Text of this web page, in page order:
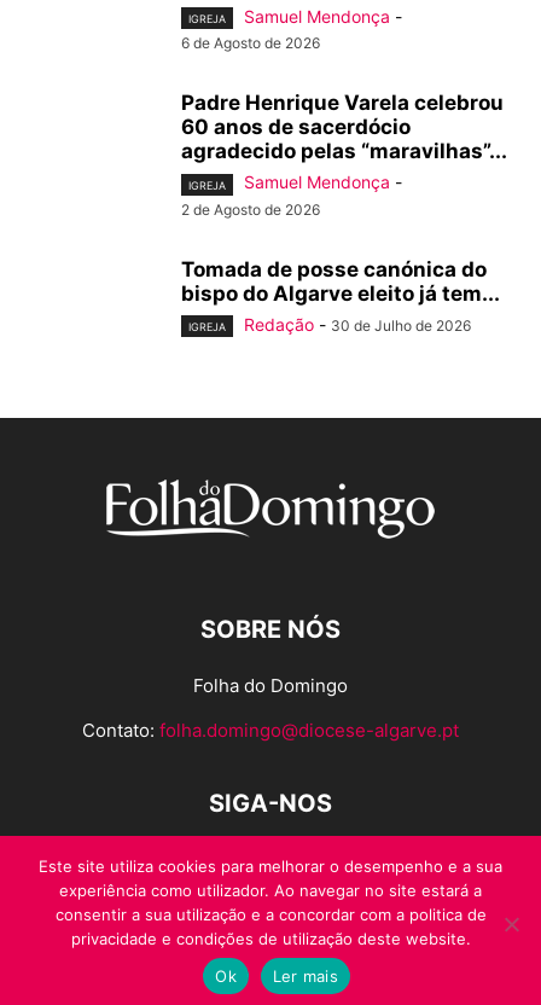
IGREJA Samuel Mendonça -
6 de Agosto de 2026
Padre Henrique Varela celebrou
60 anos de sacerdócio
agradecido pelas “maravilhas”...
IGREJA Samuel Mendonça -
2 de Agosto de 2026
Tomada de posse canónica do
bispo do Algarve eleito já tem...
IGREJA Redação - 30 de Julho de 2026
SOBRE NÓS
Folha do Domingo
Contato: folha.domingo@diocese-algarve.pt
SIGA-NOS
© Folha do Domingo 2026, todos os direitos reservados.
Este site utiliza cookies para melhorar o desempenho e a sua
experiência como utilizador. Ao navegar no site estará a
consentir a sua utilização e a concordar com a politica de
privacidade e condições de utilização deste website.
Ok
Ler mais